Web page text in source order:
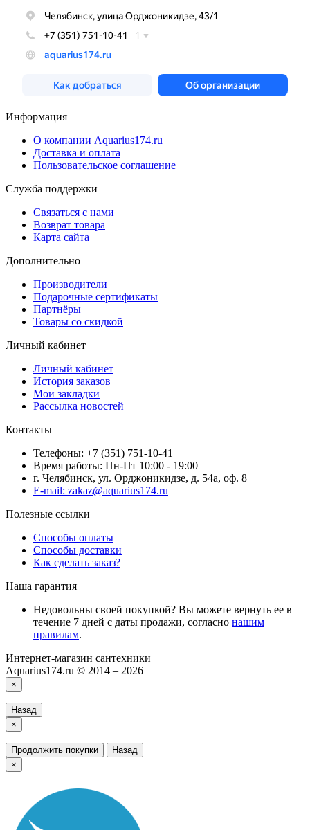
Информация
О компании Aquarius174.ru
Доставка и оплата
Пользовательское соглашение
Служба поддержки
Связаться с нами
Возврат товара
Карта сайта
Дополнительно
Производители
Подарочные сертификаты
Партнёры
Товары со скидкой
Личный кабинет
Личный кабинет
История заказов
Мои закладки
Рассылка новостей
Контакты
Телефоны: +7 (351) 751-10-41
Время работы: Пн-Пт 10:00 - 19:00
г. Челябинск, ул. Орджоникидзе, д. 54а, оф. 8
E-mail: zakaz@aquarius174.ru
Полезные ссылки
Способы оплаты
Способы доставки
Как сделать заказ?
Наша гарантия
Недовольны своей покупкой? Вы можете вернуть ее в
течение 7 дней с даты продажи, согласно нашим
правилам.
Интернет-магазин сантехники
Aquarius174.ru © 2014 – 2026
×
Назад
×
Продолжить покупки
Назад
×